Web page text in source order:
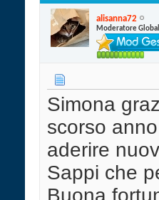
alisanna72
Moderatore
Simona
scorso
aderire
Sappi che